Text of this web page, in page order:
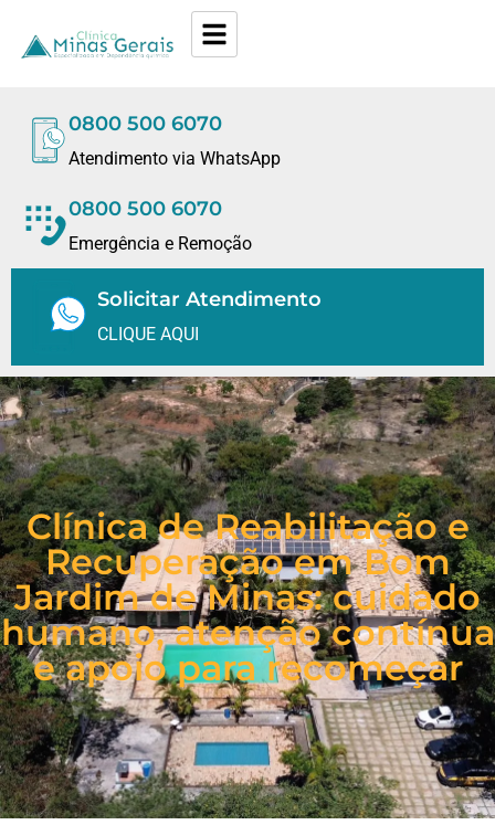
0800 500 6070
Atendimento via WhatsApp
0800 500 6070
Emergência e Remoção
Solicitar Atendimento
CLIQUE AQUI
Clínica de Reabilitação e
Recuperação em Bom
Jardim de Minas: cuidado
humano, atenção contínua
e apoio para recomeçar